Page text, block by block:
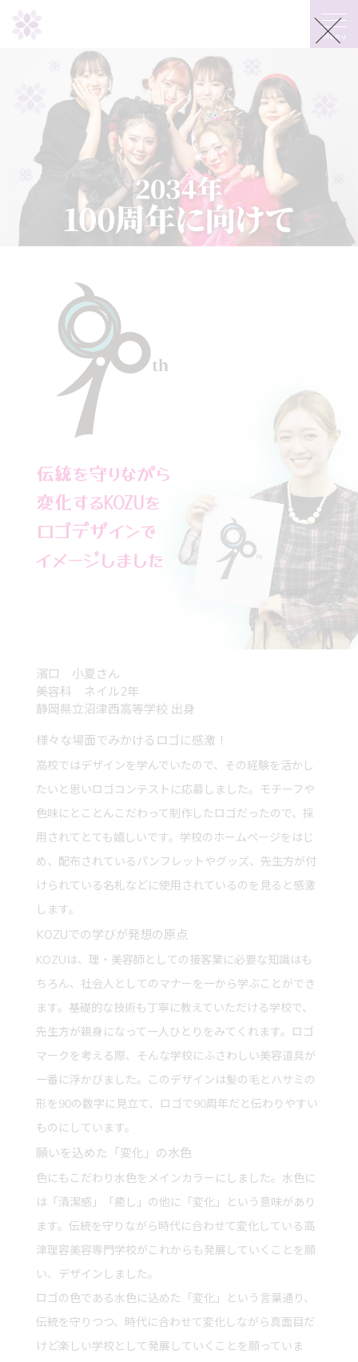
伝統を守りながら
変化するKOZUを
ロゴデザインで
イメージしました
濱口 小夏さん
美容科 ネイル2年
静岡県立沼津西高等学校 出身
様々な場面でみかけるロゴに感激！
高校ではデザインを学んでいたので、その経験を活かし
たいと思いロゴコンテストに応募しました。モチーフや
色味にとことんこだわって制作したロゴだったので、採
用されてとても嬉しいです。学校のホームページをはじ
め、配布されているパンフレットやグッズ、先生方が付
けられている名札などに使用されているのを見ると感激
します。
KOZUでの学びが発想の原点
KOZUは、理・美容師としての接客業に必要な知識はも
ちろん、社会人としてのマナーを一から学ぶことができ
ます。基礎的な技術も丁寧に教えていただける学校で、
先生方が親身になって一人ひとりをみてくれます。ロゴ
マークを考える際、そんな学校にふさわしい美容道具が
一番に浮かびました。このデザインは髪の毛とハサミの
形を90の数字に見立て、ロゴで90周年だと伝わりやすい
ものにしています。
願いを込めた「変化」の水色
色にもこだわり水色をメインカラーにしました。水色に
は「清潔感」「癒し」の他に「変化」という意味があり
ます。伝統を守りながら時代に合わせて変化している高
津理容美容専門学校がこれからも発展していくことを願
い、デザインしました。
ロゴの色である水色に込めた「変化」という言葉通り、
伝統を守りつつ、時代に合わせて変化しながら真面目だ
けど楽しい学校として発展していくことを願っていま